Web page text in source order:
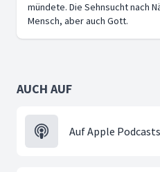
mündete. Die Sehnsucht nach
Mensch, aber auch Gott.
AUCH AUF
Auf Apple